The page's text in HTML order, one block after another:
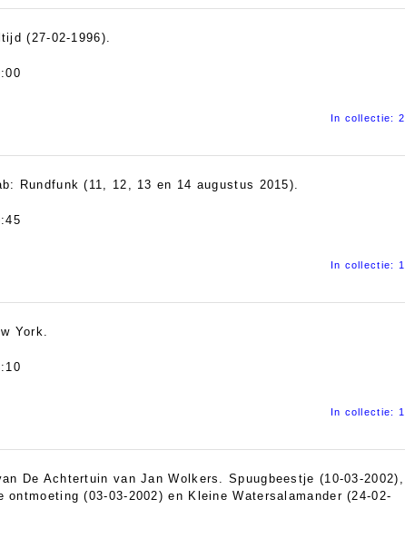
(27-02-1996).
In collectie: 2
Rundfunk (11, 12, 13 en 14 augustus 2015).
In collectie: 1
York.
In collectie: 1
De Achtertuin van Jan Wolkers. Spuugbeestje (10-03-2002),
(03-03-2002) en Kleine Watersalamander (24-02-